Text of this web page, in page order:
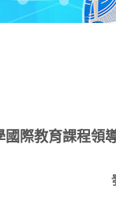
際教育課程領